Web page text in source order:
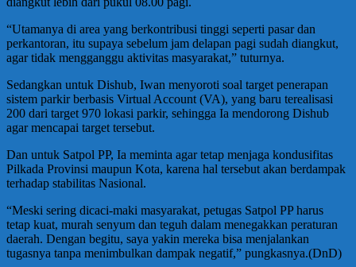
“Utamanya di area yang berkontribusi tinggi seperti pasar dan
perkantoran, itu supaya sebelum jam delapan pagi sudah diangkut,
agar tidak mengganggu aktivitas masyarakat,” tuturnya.
Sedangkan untuk Dishub, Iwan menyoroti soal target penerapan
sistem parkir berbasis Virtual Account (VA), yang baru terealisasi
200 dari target 970 lokasi parkir, sehingga Ia mendorong Dishub
agar mencapai target tersebut.
Dan untuk Satpol PP, Ia meminta agar tetap menjaga kondusifitas
Pilkada Provinsi maupun Kota, karena hal tersebut akan berdampak
terhadap stabilitas Nasional.
“Meski sering dicaci-maki masyarakat, petugas Satpol PP harus
tetap kuat, murah senyum dan teguh dalam menegakkan peraturan
daerah. Dengan begitu, saya yakin mereka bisa menjalankan
tugasnya tanpa menimbulkan dampak negatif,” pungkasnya.(DnD)